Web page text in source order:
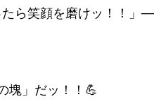
ら笑顔を磨けッ！！」
塊」だッ！！💪